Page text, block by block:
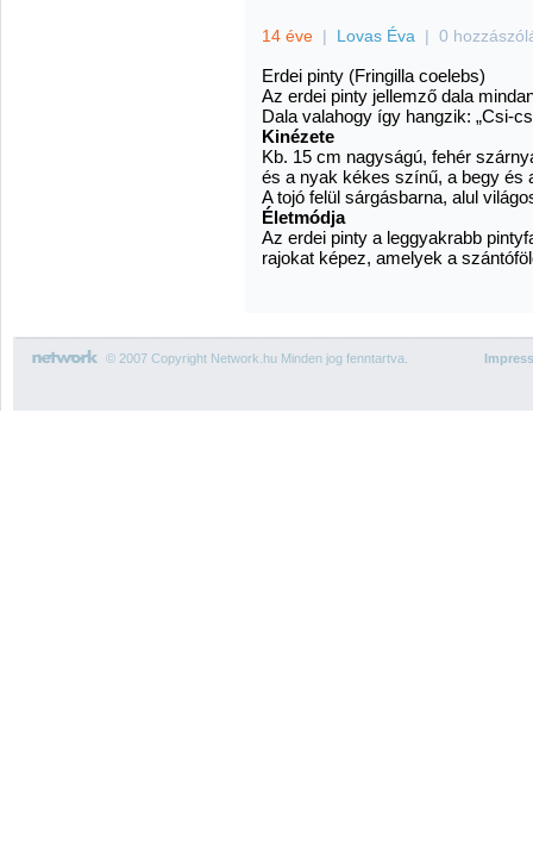
14 éve | Lovas Éva | 0
Erdei pinty (Fringilla coelebs)
Az erdei pinty jellemző dala
Dala valahogy így hangzik: „Csi-
Kinézete
Kb. 15 cm nagyságú, fehér
és a nyak kékes színű, a begy és
A tojó felül sárgásbarna, alul
Életmódja
Az erdei pinty a leggyakrabb
rajokat képez, amelyek a
© 2007 Copyright Network.hu Minden jog fenntartva.